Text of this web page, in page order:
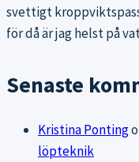
svettigt
för då är jag helst på
Senaste
Kristina Ponting
löpteknik